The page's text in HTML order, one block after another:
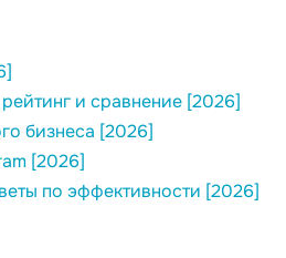
и сравнение [2026]
бизнеса [2026]
[2026]
по эффективности [2026]